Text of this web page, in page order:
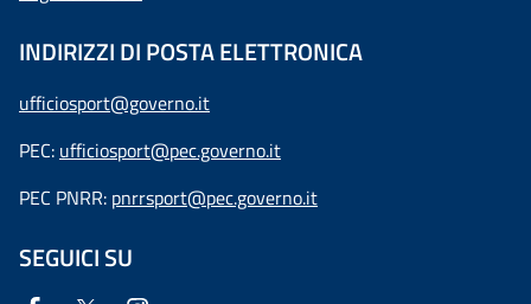
INDIRIZZI DI POSTA ELETTRONICA
ufficiosport@governo.it
PEC: ufficiosport@pec.governo.it
PEC PNRR: pnrrsport@pec.governo.it
SEGUICI SU